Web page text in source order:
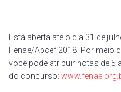
Está aberta até o dia 31 de
Fenae/Apcef 2018. Por meio
você pode atribuir notas de 5
do concurso: